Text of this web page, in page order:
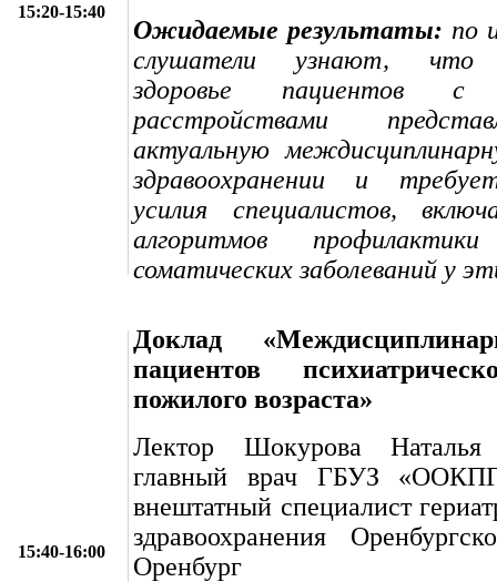
15:20-15:40
Ожидаемые результаты: по
слушатели узнают, что
здоровье пациентов с
расстройствами
актуальную
здравоохранении и
усилия специалистов,
алгоритмов
соматических заболеваний у
15:40-16:00
Доклад
пациентов
пожилого возраста»
Лектор Шокурова
главный врач ГБУЗ
внештатный специалист
здравоохранения
Оренбург